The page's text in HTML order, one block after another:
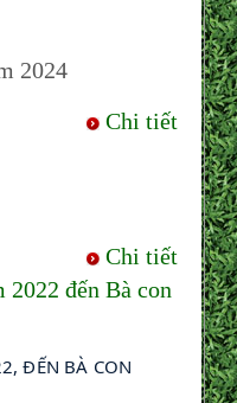
2024
Chi tiết
Chi tiết
đến Bà con
ĐẾN BÀ CON